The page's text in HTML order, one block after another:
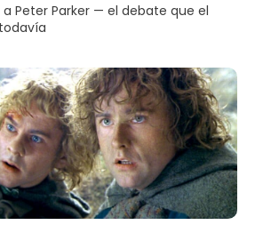
Peter Parker — el debate que el